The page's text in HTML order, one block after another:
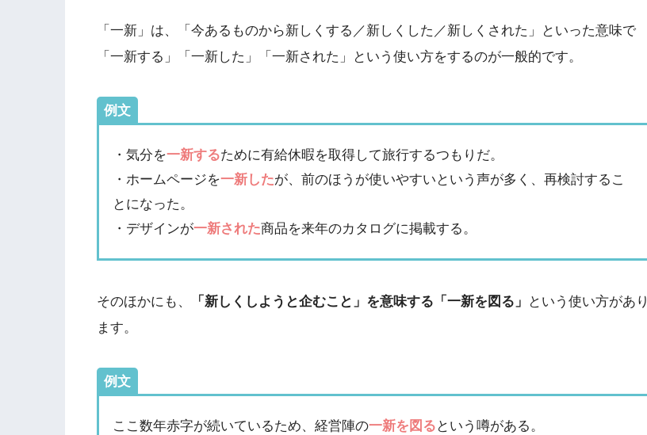
「一新」は、「今あるものから新しくする／新しくした／新しくされた」といった意味で
「一新する」「一新した」「一新された」という使い方をするのが一般的です。
例文
・気分を一新するために有給休暇を取得して旅行するつもりだ。
・ホームページを一新したが、前のほうが使いやすいという声が多く、再検討するこ
とになった。
・デザインが一新された商品を来年のカタログに掲載する。
そのほかにも、 「新しくしようと企むこと」を意味する「一新を図る」
という使い方があり
ます。
例文
ここ数年赤字が続いているため、経営陣の一新を図る という噂がある。